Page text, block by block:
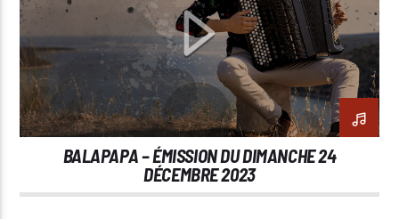
BALAPAPA – ÉMISSION DU DIMANCHE 24
DÉCEMBRE 2023